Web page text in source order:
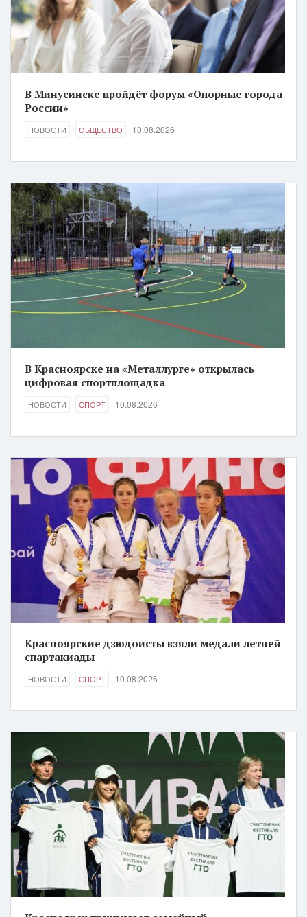
В Минусинске пройдёт форум «Опорные города
России»
НОВОСТИ ОБЩЕСТВО 10.08.2026
В Красноярске на «Металлурге» открылась
цифровая спортплощадка
НОВОСТИ СПОРТ 10.08.2026
Красноярские дзюдоисты взяли медали летней
спартакиады
НОВОСТИ СПОРТ 10.08.2026